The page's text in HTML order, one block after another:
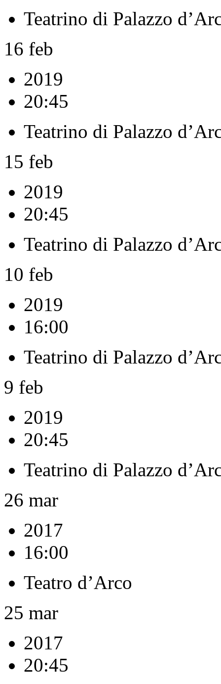
Teatrino di Palazzo
16 feb
2019
20:45
Teatrino di Palazzo
15 feb
2019
20:45
Teatrino di Palazzo
10 feb
2019
16:00
Teatrino di Palazzo
9 feb
2019
20:45
Teatrino di Palazzo
26 mar
2017
16:00
Teatro d’Arco
25 mar
2017
20:45